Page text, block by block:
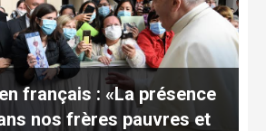
français : «La présence
nos frères pauvres et